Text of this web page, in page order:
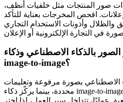
صور المنتجات مثل خلفيات أنظف،
افحص المخرجات بعناية للتأكد
وأذونات الاستخدام التجاري
بالذكاء الاصطناعي وذكاء
image-to-image؟
الاصطناعي بصورة مرفوعة وتعليمات
محددة، بينما يركّز ذكاء image-to-image غالبًا على إنشاء تنويع جديد